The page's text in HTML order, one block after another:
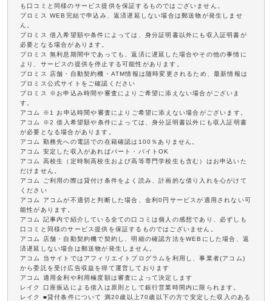
も口コミと同様のサービス提供を保証するものではございません。
プロミス WEB完結で申込み、返済遅延しない場合は郵送物が発生しませ
ん。
プロミス 借入希望額や条件によっては、身分証明書以外にも収入証明書が
必要となる場合があります。
プロミス 無利息期間中であっても、返済に遅延した場合やその他の事情に
より、サービスの提供を停止する可能性があります。
プロミス 店舗・自動契約機・ATM情報は随時変更されるため、最新情報は
プロミス公式サイトをご確認ください
プロミス ※お申込み時間や審査によりご希望に添えない場合がございま
す。
アコム ※1 お申込時間や審査によりご希望に添えない場合がございます。
アコム ※2 借入希望額や条件によっては、身分証明書以外にも収入証明書
が必要となる場合があります。
アコム 勤務先への電話での在籍確認は100％ありません。
アコム 安定した収入があればパート・バイトOK
アコム 高校生（定時制高校生および高等専門学校生も含む）はお申込いた
だけません。
アコム ご利用の際は貸付け条件をよく読み、計画的な借り入れを心がけて
ください
アコム アコムが不適切と判断した場合、金利0円サービスが適用されない可
能性があります。
アコム 記事内で紹介している全ての口コミは個人の感想であり、必ずしも
口コミと同様のサービス提供を保証するものではございません。
アコム 店舗・自動契約機で契約し、明細の確認方法をWEBにした場合、返
済遅延しない場合は郵送物が発生しません。
アコム 当サイトではアフィリエイトプログラムを利用し、事業者(アコム)
から委託を受け広告収益を得て運営しております
アコム 適用金利や利用極度額は審査によって決定します
レイク 口座振込による借入は原則として銀行営業時間内に限られます。
レイク ■貸付条件について 満20歳以上70歳以下の方で安定した収入のある